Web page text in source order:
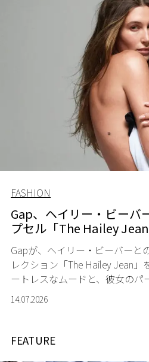
FASHION
Gap、ヘイリー・ビーバ
プセル「The Hailey
Gapが、ヘイリー・ビーバーと
レクション「The Hailey Jean」
ートレスなムードと、彼女のパ
想を得たデニムが登場する。
14.07.2026
FEATURE